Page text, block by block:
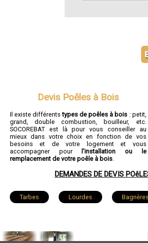
Devis Poêles à Bois
Il existe différentstypes de poêles à bois : petit,
grand, double combustion, bouilleur, etc.
SOCOREBAT est là pour vous conseiller au
mieux dans votre choix en fonction de vos
besoins et de votre logement et vous
accompagner pour
l'installation ou le
remplacement de votre poêle à bois.
DEMANDES DE DEVIS
Tarbes Lourdes
Séméac Bordères-sur-l'Échez